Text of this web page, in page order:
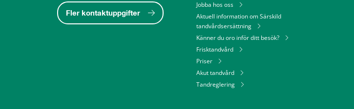
Fler kontaktuppgifter
Jobba hos oss
Aktuell information om Särskild
tandvårdsersättning
Känner du oro inför ditt besök?
Frisktandvård
Priser
Akut tandvård
Tandreglering